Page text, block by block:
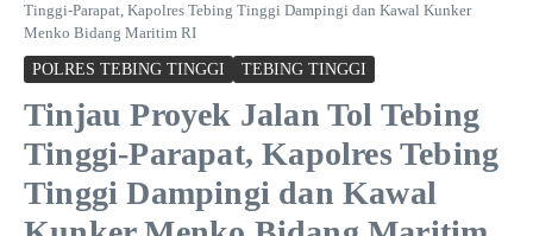
Tinggi-Parapat, Kapolres Tebing Tinggi Dampingi dan Kawal Kunker
Menko Bidang Maritim RI
POLRES TEBING TINGGI TEBING TINGGI
Tinjau Proyek Jalan Tol Tebing
Tinggi-Parapat, Kapolres Tebing
Tinggi Dampingi dan Kawal